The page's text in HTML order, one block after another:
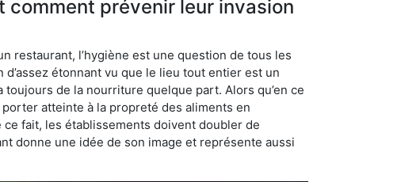
comment prévenir leur invasion
restaurant, l’hygiène est une question de tous les
étonnant vu que le lieu tout entier est un
toujours de la nourriture quelque part. Alors qu’en ce
atteinte à la propreté des aliments en
ce fait, les établissements doivent doubler de
donne une idée de son image et représente aussi